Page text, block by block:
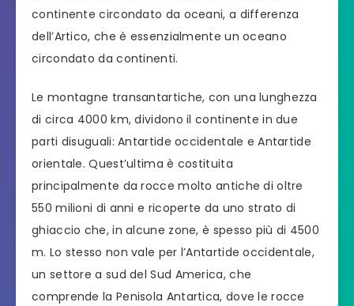
continente circondato da oceani, a differenza
dell’Artico, che è essenzialmente un oceano
circondato da continenti.
Le montagne transantartiche, con una lunghezza
di circa 4000 km, dividono il continente in due
parti disuguali: Antartide occidentale e Antartide
orientale. Quest’ultima è costituita
principalmente da rocce molto antiche di oltre
550 milioni di anni e ricoperte da uno strato di
ghiaccio che, in alcune zone, è spesso più di 4500
m. Lo stesso non vale per l’Antartide occidentale,
un settore a sud del Sud America, che
comprende la Penisola Antartica, dove le rocce